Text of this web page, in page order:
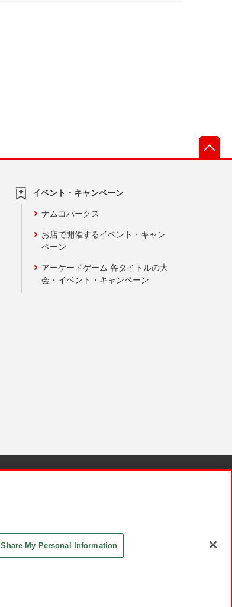
イベント・キャンペーン
ナムコパークス
お店で開催するイベント・キャン
ペーン
アーケードゲーム 各タイトルの大
会・イベント・キャンペーン
Share My Personal Information